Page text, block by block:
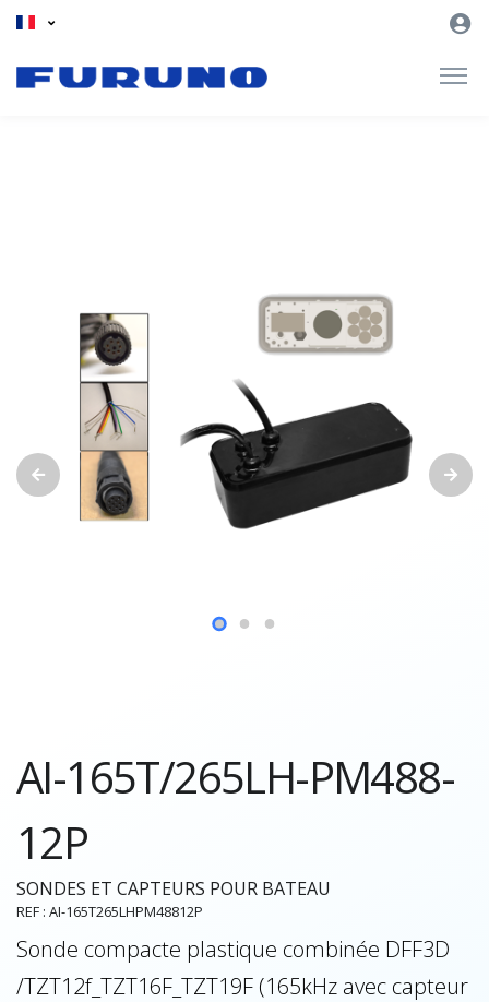
AI-165T/265LH-PM488-
12P
SONDES ET CAPTEURS POUR BATEAU
REF : AI-165T265LHPM48812P
Sonde compacte plastique combinée DFF3D
/TZT12f_TZT16F_TZT19F (165kHz avec capteur